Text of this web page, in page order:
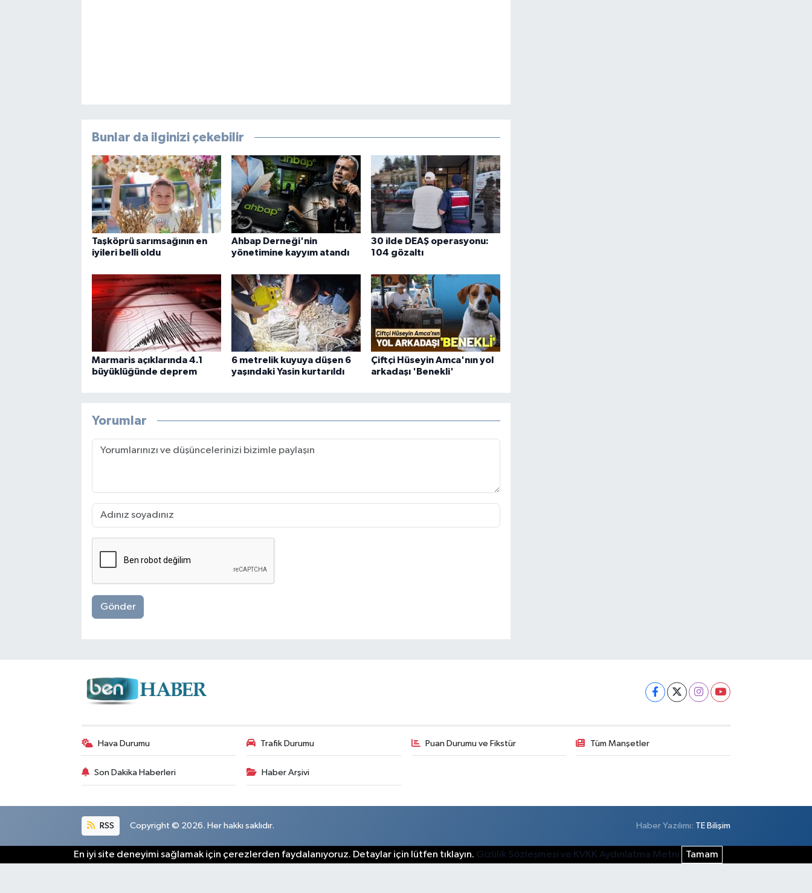
Bunlar da ilginizi çekebilir
Taşköprü sarımsağının en
iyileri belli oldu
Ahbap Derneği'nin
yönetimine kayyım atandı
30 ilde DEAŞ operasyonu:
104 gözaltı
Marmaris açıklarında 4.1
büyüklüğünde deprem
6 metrelik kuyuya düşen 6
yaşındaki Yasin kurtarıldı
Çiftçi Hüseyin Amca'nın yol
arkadaşı 'Benekli'
Yorumlar
Gönder
Hava Durumu Trafik Durumu Puan Durumu ve Fikstür Tüm Manşetler
Son Dakika Haberleri Haber Arşivi
RSS Copyright © 2026. Her hakkı saklıdır. Haber Yazılımı: TE Bilişim
En iyi site deneyimi sağlamak için çerezlerden faydalanıyoruz. Detaylar için lütfen tıklayın. Gizlilik Sözleşmesi ve KVKK Aydınlatma Metni Tamam